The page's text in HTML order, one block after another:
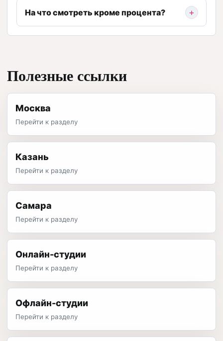
На что смотреть кроме процента?
Полезные ссылки
Москва
Перейти к разделу
Казань
Перейти к разделу
Самара
Перейти к разделу
Онлайн-студии
Перейти к разделу
Офлайн-студии
Перейти к разделу